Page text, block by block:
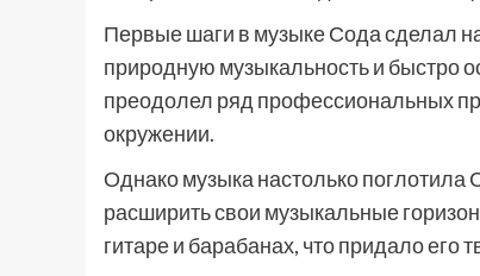
Первые шаги в музыке Сода сделал
природную музыкальность и быстро
преодолел ряд профессиональных
окружении.
Однако музыка настолько поглотила
расширить свои музыкальные
гитаре и барабанах, что придало его